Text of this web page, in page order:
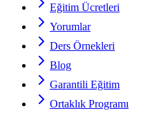
Eğitim Ücretleri
Yorumlar
Ders Örnekleri
Blog
Garantili Eğitim
Ortaklık Programı